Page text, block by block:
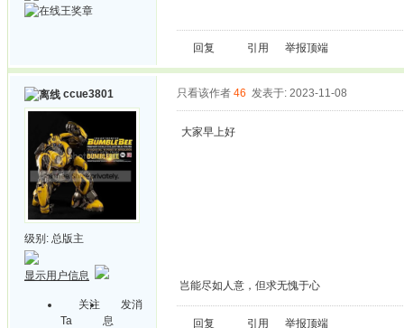
回复 引用 举报顶端
ccue3801
级别: 总版主
显示用户信息
关注
Ta
发消
息
只看该作者 46 发表于: 2023-11-08
大家早上好
岂能尽如人意，但求无愧于心
回复 引用 举报顶端